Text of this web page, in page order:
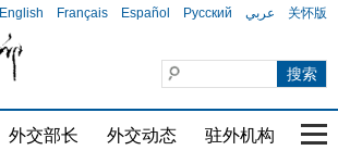
English Français Español Русский عربي 关怀版
外交部长 外交动态 驻外机构 国